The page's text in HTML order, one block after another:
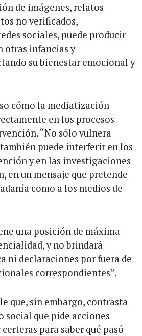
de imágenes, relatos
no verificados,
sociales, puede producir
otras infancias y
su bienestar emocional y
cómo la mediatización
en los procesos
“No sólo vulnera
puede interferir en los
y en las investigaciones
en un mensaje que pretende
como a los medios de
una posición de máxima
y no brindará
ni declaraciones por fuera de
correspondientes”.
que, sin embargo, contrasta
social que pide acciones
para saber qué pasó